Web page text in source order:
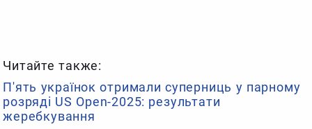
Читайте также:
П'ять українок отримали суперниць у парному
розряді US Open-2025: результати
жеребкування